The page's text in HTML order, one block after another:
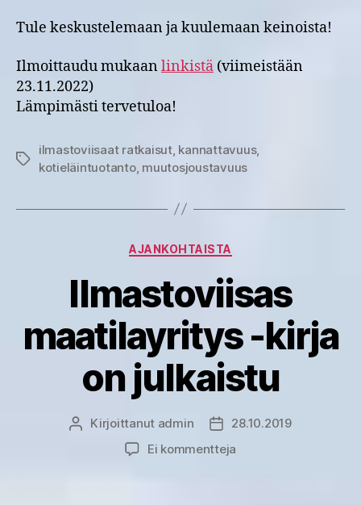
Tule keskustelemaan ja kuulemaan keinoista!
Ilmoittaudu mukaanlinkistä (viimeistään
23.11.2022)
Lämpimästi tervetuloa!
Avainsanat
ilmastoviisaat ratkaisut, kannattavuus,
kotieläintuotanto, muutosjoustavuus
Kategoriat
AJANKOHTAISTA
Ilmastoviisas
maatilayritys -kirja
on julkaistu
Kirjoittaja
Kirjoittanut admin Julkaisupäivämäärä
28.10.2019
Ei kommentteja